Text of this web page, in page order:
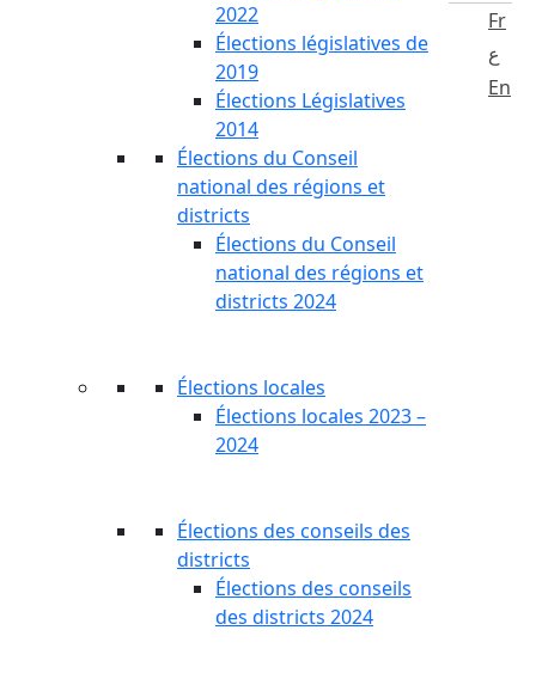
2022
Élections législatives de
2019
Élections Législatives
2014
Élections du Conseil
national des régions et
districts
Élections du Conseil
national des régions et
districts 2024
Élections locales
Élections locales 2023 –
2024
Élections des conseils des
districts
Élections des conseils
des districts 2024
Fr
ع
En